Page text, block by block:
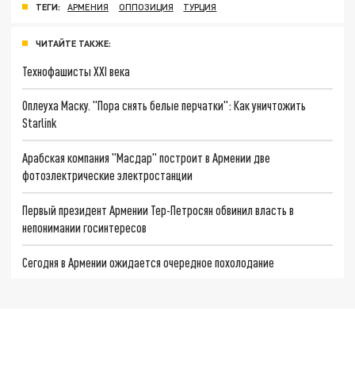
ТЕГИ: АРМЕНИЯ ОППОЗИЦИЯ ТУРЦИЯ
ЧИТАЙТЕ ТАКЖЕ:
Технофашисты XXI века
Оплеуха Маску. "Пора снять белые перчатки": Как уничтожить
Starlink
Арабская компания "Масдар" построит в Армении две
фотоэлектрические электростанции
Первый президент Армении Тер-Петросян обвинил власть в
непонимании госинтересов
Сегодня в Армении ожидается очередное похолодание